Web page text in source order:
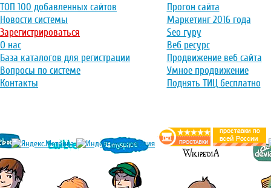
ТОП 100 добавленных сайтов
Новости системы
Зарегистрироваться
О нас
База каталогов для регистрации
Вопросы по системе
Контакты
Прогон сайта
Маркетинг 2016 года
Seo гуру
Веб ресурс
Продвижение веб сайта
Умное продвижение
Поднять ТИЦ бесплатно